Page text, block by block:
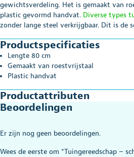
gewichtsverdeling. Het is gemaakt van
plastic gevormd handvat. Diverse types
zonder lange steel verkrijgbaar. Dit is de
Productspecificaties
Lengte 80 cm
Gemaakt van roestvrijstaal
Plastic handvat
Productattributen
Beoordelingen
Er zijn nog geen beoordelingen.
Wees de eerste om “Tuingereedschap –